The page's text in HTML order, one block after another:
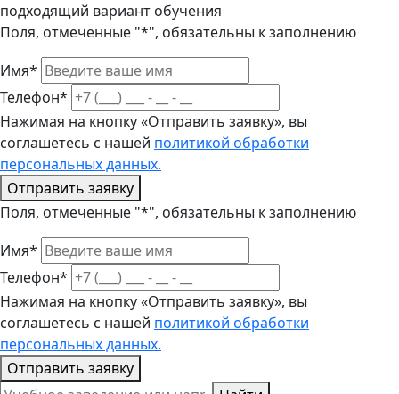
подходящий вариант обучения
Поля, отмеченные "*", обязательны к заполнению
Имя*
Телефон*
Нажимая на кнопку «Отправить заявку», вы
соглашетесь с нашей политикой обработки
персональных данных.
Отправить заявку
Поля, отмеченные "*", обязательны к заполнению
Имя*
Телефон*
Нажимая на кнопку «Отправить заявку», вы
соглашетесь с нашей политикой обработки
персональных данных.
Отправить заявку